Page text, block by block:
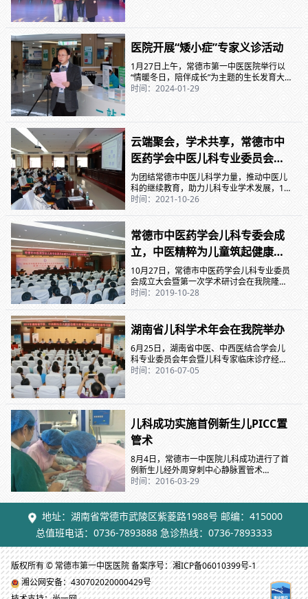
医院开展“矮小症”专家义诊活动
1月27日上午，常德市第一中医医院举行以
“情暖冬日，陪伴成长”为主题的生长发育大
型专家义诊及科普宣教活动，市第一中医医
动。市第一中医医院党委委员、副院长陈伟
教活动现场 陈伟表示近年来，国家对儿
童健康问题越来越关注。提高青少年儿童的
身体素质，让每一个孩子都能健康成长，是
医护人员肩负的职...
时间：2024-01-29
云端聚会，学术共享，常德市中
医药学会中医儿科专业委员会
2021年学术研讨会成功举办！
为团结常德市中医儿科学力量，推动中医儿
科的继续教育，助力儿科专业学术发展，10
月24日，常德市中医药学会中医儿科专业委
员、副院长段建辉致欢迎辞，常德市第一中
医医院儿科主任、市中医药学会儿科专业委
员会第一届主任委员姚虹主持开幕式。会议
现场党委委员、副院长段建辉致欢迎辞医院
儿科主任、市中医药学会儿科专业委员会第
一届主任委员姚虹主...
时间：2021-10-26
常德市中医药学会儿科专委会成
立，中医精粹为儿童筑起健康防
线
10月27日，常德市中医药学会儿科专业委员
会成立大会暨第一次学术研讨会在我院隆重
召开。我院儿科主任姚虹当选为市中医药学
专家欧正武教授、湖南省中医药学会儿科专
业委员会主任委员王孟清教授等知名专家团
队为与会人员带来一场精彩的学术盛宴。成
立大会由医院副院长李振龙主持。会议现场
院长张勇致辞 我院儿科是省级重点中医
时间：2019-10-28
湖南省儿科学术年会在我院举办
6月25日，湖南省中医、中西医结合学会儿
科专业委员会年会暨儿科专家临床诊疗经验
学习班在常德市第一中医医院隆重举行。本
儿科常见疾病的中医、西医及中西医结合诊
会儿科学专业委员会主办，我院协办。 本次
会议特邀湖南省中医药大学附属一医院、国
家级名老中医、湖南省中医药学会儿科专业
委员会名誉主任委员...
时间：2016-07-05
儿科成功实施首例新生儿PICC置
管术
8月4日，常德市一中医院儿科成功进行了首
例新生儿经外周穿刺中心静脉置管术
（PICC），使该科新生儿护理技术水平又迈
一名仅有1.5公斤的低出生体重早产儿，需要
给予静脉营养进行营养支持治疗。如果静脉
留置通道，会因穿刺困难或反复穿刺造成血
管损坏，增加患儿的痛苦，而且静脉营养液
外渗，易引起皮肤坏死。为最大程度保护患
儿血管，确保静脉通道畅通，科室医护人员
决定采用PICC置管术...
时间：2016-03-29
地址：湖南省常德市武陵区紫菱路1988号 邮编：415000
总值班电话：0736-7893888 急诊热线：0736-7893333
版权所有 © 常德市第一中医医院 备案序号：湘ICP备06010399号-1
湘公网安备：430702020000429号